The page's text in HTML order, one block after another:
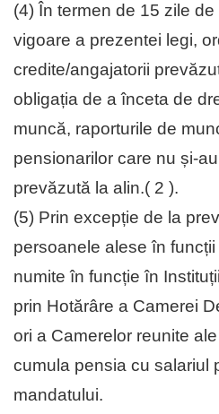
(4) În termen de 15 zile
vigoare a prezentei legi,
credite/angajatorii
obligația de a înceta de
muncă, raporturile de
pensionarilor care nu și-
prevăzută la alin.( 2 ).
(5) Prin excepție de la
persoanele alese în
numite în funcție în
prin Hotărâre a Camerei
ori a Camerelor reunite
cumula pensia cu salariul
mandatului.